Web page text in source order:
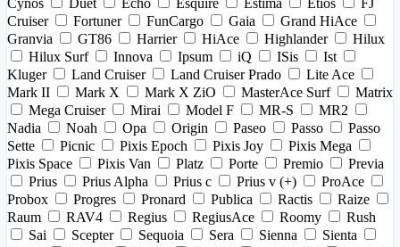
Cynos
Duet Echo Esquire Estima Etios
FJ
Cruiser
Fortuner FunCargo Gaia
Grand HiAce
Granvia
GT86 Harrier HiAce Highlander
Hilux
Hilux Surf
Innova Ipsum iQ ISis
Ist
Kluger
Land Cruiser Land Cruiser Prado
Lite Ace
Mark II
Mark X Mark X ZiO MasterAce Surf
Matrix
Mega Cruiser
Mirai Model F MR-S
MR2
Nadia
Noah Opa Origin Paseo Passo
Passo
Sette
Picnic Pixis Epoch Pixis Joy
Pixis Mega
Pixis Space
Pixis Van Platz Porte Premio
Previa
Prius
Prius Alpha Prius c Prius v (+)
ProAce
Probox
Progres Pronard Publica Ractis
Raize
Raum
RAV4 Regius RegiusAce Roomy
Rush
Sai
Scepter Sequoia Sera Sienna
Sienta